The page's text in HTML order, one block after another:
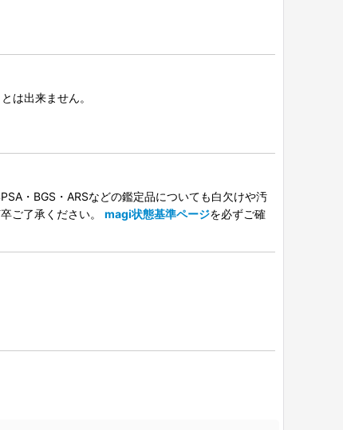
は出来ません。
・BGS・ARSなどの鑑定品についても白欠けや汚
ご了承ください。 magi状態基準ページを必ずご確